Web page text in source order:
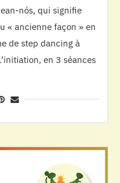
nós, qui signifie
« ancienne façon » en
de step dancing à
en 3 séances